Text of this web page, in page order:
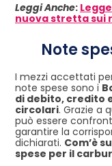
Leggi Anche:
nuova stretta sui
Note
I mezzi accettati
note spese sono i
di debito, credito
circolari. Grazie a
può essere
garantire la
dichiarati. Com’è
spese per il